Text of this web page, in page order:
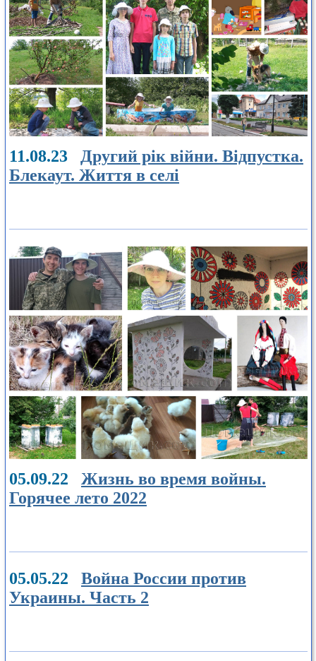
11.08.23 Другий рік війни. Відпустка.
Блекаут. Життя в селі
05.09.22 Жизнь во время войны.
Горячее лето 2022
05.05.22 Война России против
Украины. Часть 2